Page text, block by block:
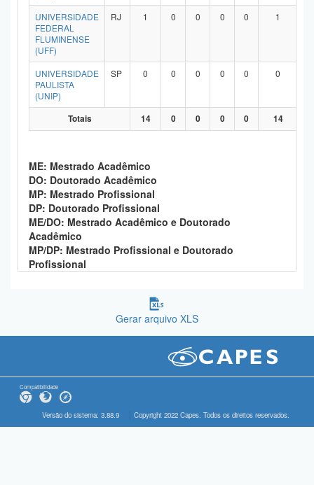
UNIVERSIDADE
FEDERAL
FLUMINENSE
(UFF)
RJ 1 0 0 0 0 1
UNIVERSIDADE
PAULISTA
(UNIP)
SP 0 0 0 0 0 0
Totais 14 0 0 0 0 14
ME: Mestrado Acadêmico
DO: Doutorado Acadêmico
MP: Mestrado Profissional
DP: Doutorado Profissional
ME/DO: Mestrado Acadêmico e Doutorado
Acadêmico
MP/DP: Mestrado Profissional e Doutorado
Profissional
Gerar arquivo XLS
Compatibilidade
Versão do sistema: 3.88.9 Copyright 2022 Capes. Todos os direitos reservados.